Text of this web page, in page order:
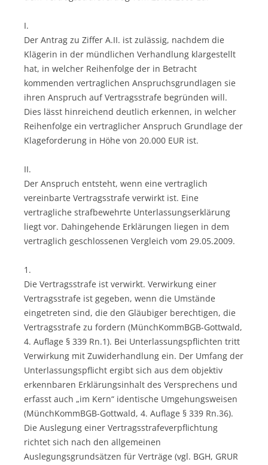
I.
Der Antrag zu Ziffer A.II. ist zulässig, nachdem die
Klägerin in der mündlichen Verhandlung klargestellt
hat, in welcher Reihenfolge der in Betracht
kommenden vertraglichen Anspruchsgrundlagen sie
ihren Anspruch auf Vertragsstrafe begründen will.
Dies lässt hinreichend deutlich erkennen, in welcher
Reihenfolge ein vertraglicher Anspruch Grundlage der
Klageforderung in Höhe von 20.000 EUR ist.
II.
Der Anspruch entsteht, wenn eine vertraglich
vereinbarte Vertragsstrafe verwirkt ist. Eine
vertragliche strafbewehrte Unterlassungserklärung
liegt vor. Dahingehende Erklärungen liegen in dem
vertraglich geschlossenen Vergleich vom 29.05.2009.
1.
Die Vertragsstrafe ist verwirkt. Verwirkung einer
Vertragsstrafe ist gegeben, wenn die Umstände
eingetreten sind, die den Gläubiger berechtigen, die
Vertragsstrafe zu fordern (MünchKommBGB-Gottwald,
4. Auflage § 339 Rn.1). Bei Unterlassungspflichten tritt
Verwirkung mit Zuwiderhandlung ein. Der Umfang der
Unterlassungspflicht ergibt sich aus dem objektiv
erkennbaren Erklärungsinhalt des Versprechens und
erfasst auch „im Kern“ identische Umgehungsweisen
(MünchKommBGB-Gottwald, 4. Auflage § 339 Rn.36).
Die Auslegung einer Vertragsstrafeverpflichtung
richtet sich nach den allgemeinen
Auslegungsgrundsätzen für Verträge (vgl. BGH, GRUR